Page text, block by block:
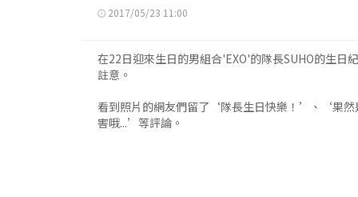
2017/05/23 11:00
在22日迎來生日的男組合'EXO'的隊長SUHO的生
註意。
看到照片的網友們留了‘隊長生日快樂！’、‘果
害哦...’等評論。